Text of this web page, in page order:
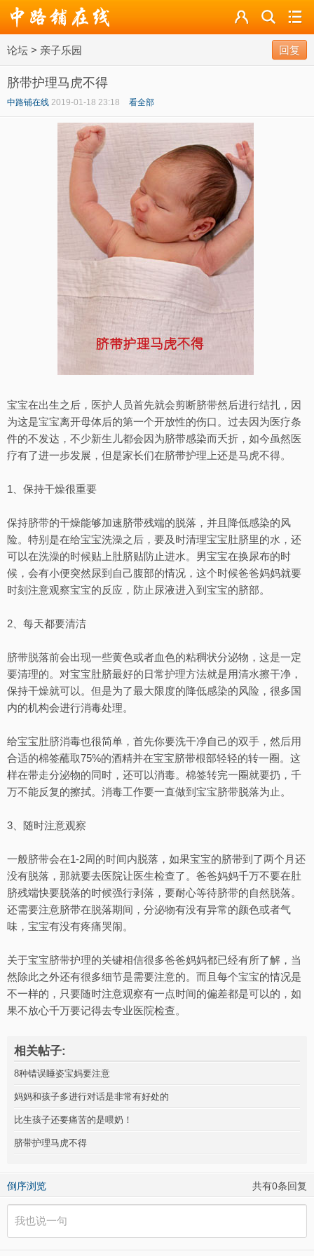
论坛 > 亲子乐园 回复
脐带护理马虎不得
中路铺在线 2019-01-18 23:18 看全部
宝宝在出生之后，医护人员首先就会剪断脐带然后进行结扎，因
为这是宝宝离开母体后的第一个开放性的伤口。过去因为医疗条
件的不发达，不少新生儿都会因为脐带感染而夭折，如今虽然医
疗有了进一步发展，但是家长们在脐带护理上还是马虎不得。
1、保持干燥很重要
保持脐带的干燥能够加速脐带残端的脱落，并且降低感染的风
险。特别是在给宝宝洗澡之后，要及时清理宝宝肚脐里的水，还
可以在洗澡的时候贴上肚脐贴防止进水。男宝宝在换尿布的时
候，会有小便突然尿到自己腹部的情况，这个时候爸爸妈妈就要
时刻注意观察宝宝的反应，防止尿液进入到宝宝的脐部。
2、每天都要清洁
脐带脱落前会出现一些黄色或者血色的粘稠状分泌物，这是一定
要清理的。对宝宝肚脐最好的日常护理方法就是用清水擦干净，
保持干燥就可以。但是为了最大限度的降低感染的风险，很多国
内的机构会进行消毒处理。
给宝宝肚脐消毒也很简单，首先你要洗干净自己的双手，然后用
合适的棉签蘸取75%的酒精并在宝宝脐带根部轻轻的转一圈。这
样在带走分泌物的同时，还可以消毒。棉签转完一圈就要扔，千
万不能反复的擦拭。消毒工作要一直做到宝宝脐带脱落为止。
3、随时注意观察
一般脐带会在1-2周的时间内脱落，如果宝宝的脐带到了两个月还
没有脱落，那就要去医院让医生检查了。爸爸妈妈千万不要在肚
脐残端快要脱落的时候强行剥落，要耐心等待脐带的自然脱落。
还需要注意脐带在脱落期间，分泌物有没有异常的颜色或者气
味，宝宝有没有疼痛哭闹。
关于宝宝脐带护理的关键相信很多爸爸妈妈都已经有所了解，当
然除此之外还有很多细节是需要注意的。而且每个宝宝的情况是
不一样的，只要随时注意观察有一点时间的偏差都是可以的，如
果不放心千万要记得去专业医院检查。
相关帖子:
8种错误睡姿宝妈要注意
妈妈和孩子多进行对话是非常有好处的
比生孩子还要痛苦的是喂奶！
脐带护理马虎不得
倒序浏览 共有0条回复
广播